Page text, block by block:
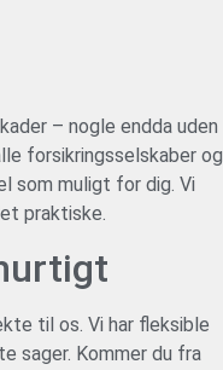
– nogle endda uden
forsikringsselskaber og
som muligt for dig. Vi
praktiske.
til os. Vi har fleksible
sager. Kommer du fra